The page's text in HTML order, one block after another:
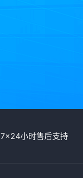
7x24小时售后支持